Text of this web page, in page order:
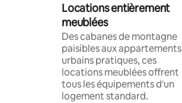
Locations entièrement
meublées
Des cabanes de montagne
paisibles aux appartements
urbains pratiques, ces
locations meublées offrent
tous les équipements d'un
logement standard.